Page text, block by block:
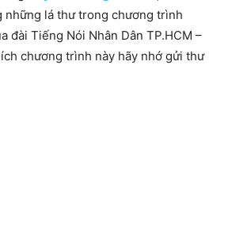
những lá thư trong chương trình
đài Tiếng Nói Nhân Dân TP.HCM –
chương trình này hãy nhớ gửi thư